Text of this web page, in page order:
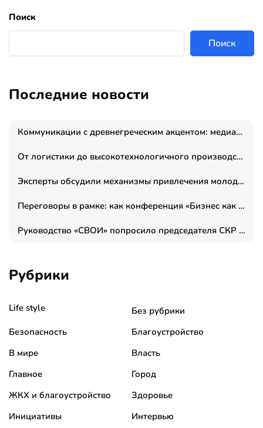
Поиск
Поиск
Последние новости
Коммуникации с древнегреческим акцентом: медиаменеджер и журналист Владимир Дергачев запустил коммуникационное агентство «Сократ 2.0»
От логистики до высокотехнологичного производства: как основатель “гагаринга” выстраивает экосистему безопасности и гражданских БПЛА
Эксперты обсудили механизмы привлечения молодых специалистов в промышленные города
Переговоры в рамке: как конференция «Бизнес как искусство» переформатирует деловой этикет в стенах ТПП РФ
Руководство «СВОИ» попросило председателя СКР дать правовую оценку обысков в тыловом штабе
Рубрики
Life style
Без рубрики
Безопасность
Благоустройство
В мире
Власть
Главное
Город
ЖКХ и благоустройство
Здоровье
Инициативы
Интервью